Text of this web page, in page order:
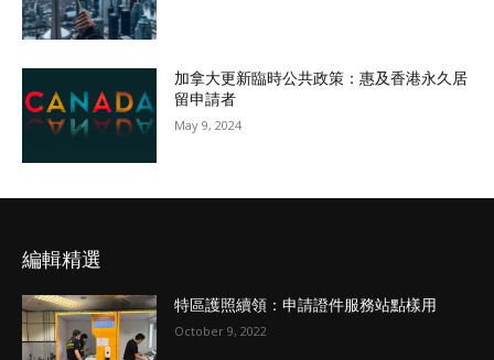
加拿大更新臨時公共政策：惠及香港永久居
留申請者
May 9, 2024
編輯精選
特區護照續領：申請證件服務站點樣用
October 9, 2022